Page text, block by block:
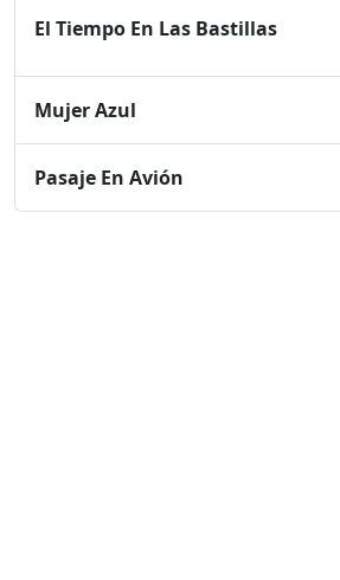
El Tiempo En Las Bastillas
Mujer Azul
Pasaje En Avión